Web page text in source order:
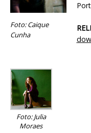
Foto: Caique
Cunha
Foto: Julia
Moraes